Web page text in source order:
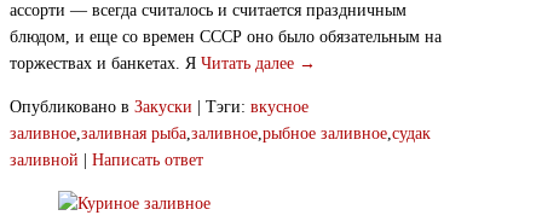
ассорти — всегда считалось и считается праздничным
блюдом, и еще со времен СССР оно было обязательным на
торжествах и банкетах. Я Читать далее →
Опубликовано в Закуски Тэги: вкусное
заливное,заливная рыба,заливное,рыбное заливное,судак
заливной
Написать ответ